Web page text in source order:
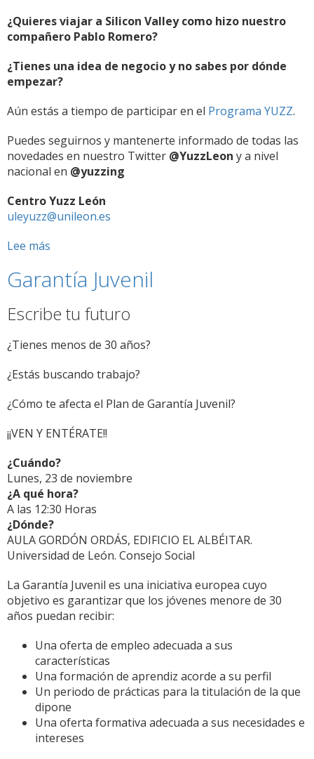
¿Quieres viajar a Silicon Valley como hizo nuestro
compañero Pablo Romero?
¿Tienes una idea de negocio y no sabes por dónde
empezar?
Aún estás a tiempo de participar en el Programa YUZZ.
Puedes seguirnos y mantenerte informado de todas las
novedades en nuestro Twitter @YuzzLeon y a nivel
nacional en @yuzzing
Centro Yuzz León
uleyuzz@unileon.es
Lee más
ULe
participa
en
el
Programa
YUZZ
“Jóvenes
ideas”
Garantía Juvenil
Escribe tu futuro
¿Tienes menos de 30 años?
¿Estás buscando trabajo?
¿Cómo te afecta el Plan de Garantía Juvenil?
¡¡VEN Y ENTÉRATE!!
¿Cuándo?
Lunes, 23 de noviembre
¿A qué hora?
A las 12:30 Horas
¿Dónde?
AULA GORDÓN ORDÁS, EDIFICIO EL ALBÉITAR.
Universidad de León. Consejo Social
La Garantía Juvenil es una iniciativa europea cuyo
objetivo es garantizar que los jóvenes menore de 30
años puedan recibir:
Una oferta de empleo adecuada a sus
características
Una formación de aprendiz acorde a su perfil
Un periodo de prácticas para la titulación de la que
dipone
Una oferta formativa adecuada a sus necesidades e
intereses